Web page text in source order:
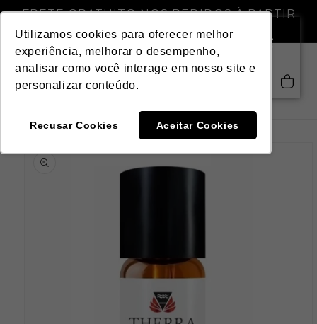
Saiba mais
Utilizamos cookies para oferecer melhor
experiência, melhorar o desempenho,
analisar como você interage em nosso site e
personalizar conteúdo.
Recusar Cookies Aceitar Cookies
para o
conteúdo
FRETE GRATUITO NOS PEDIDOS À PARTIR
DE R$ 299,00
Carrinho
informações